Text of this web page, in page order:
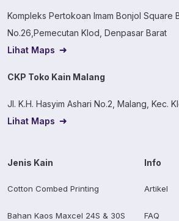
Kompleks Pertokoan Imam Bonjol Square
No.26,Pemecutan Klod, Denpasar Barat
Lihat Maps
CKP Toko Kain Malang
Jl. K.H. Hasyim Ashari No.2, Malang, Kec.
Lihat Maps
Jenis Kain
Cotton Combed Printing
Bahan Kaos Maxcel 24S & 30S
Info
Artikel
FAQ